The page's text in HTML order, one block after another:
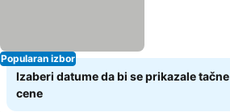
Popularan izbor
Izaberi datume da bi se prikazale tačne
cene